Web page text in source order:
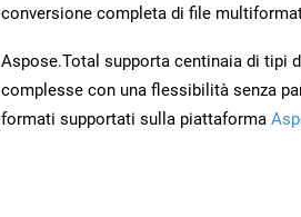
conversione completa di file
Aspose.Total supporta centinaia di tipi
complesse con una flessibilità senza
formati supportati sulla piattaforma